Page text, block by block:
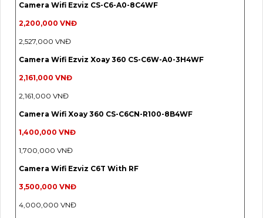
Camera Wifi Ezviz CS-C6-A0-8C4WF
2,200,000 VNĐ
2,527,000 VNĐ
Camera Wifi Ezviz Xoay 360 CS-C6W-A0-3H4WF
2,161,000 VNĐ
2,161,000 VNĐ
Camera Wifi Xoay 360 CS-C6CN-R100-8B4WF
1,400,000 VNĐ
1,700,000 VNĐ
Camera Wifi Ezviz C6T With RF
3,500,000 VNĐ
4,000,000 VNĐ